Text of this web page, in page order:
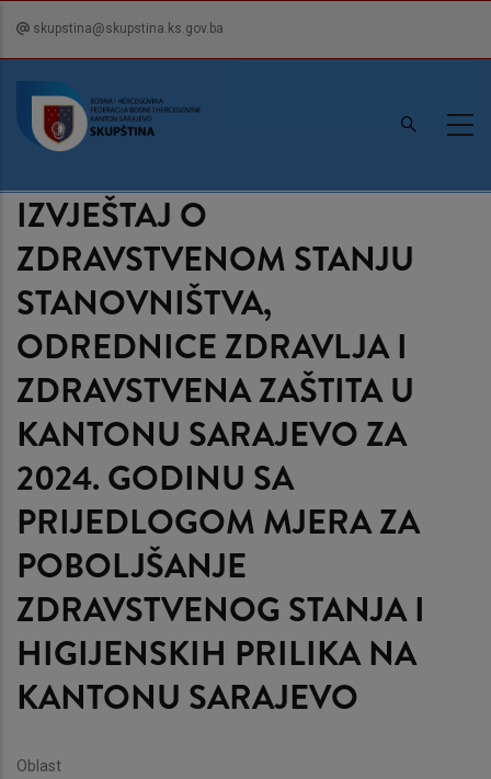
content
skupstina@skupstina.ks.gov.ba
IZVJEŠTAJ O
ZDRAVSTVENOM STANJU
STANOVNIŠTVA,
ODREDNICE ZDRAVLJA I
ZDRAVSTVENA ZAŠTITA U
KANTONU SARAJEVO ZA
2024. GODINU SA
PRIJEDLOGOM MJERA ZA
POBOLJŠANJE
ZDRAVSTVENOG STANJA I
HIGIJENSKIH PRILIKA NA
KANTONU SARAJEVO
Oblast